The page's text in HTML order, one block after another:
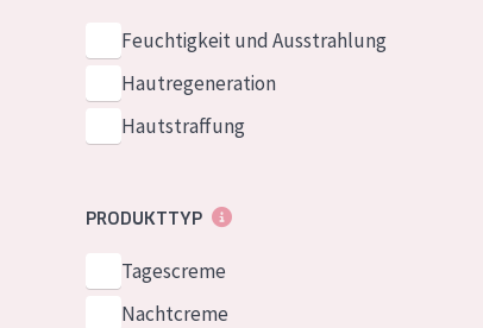
Feuchtigkeit und Ausstrahlung
Hautregeneration
Hautstraffung
PRODUKTTYP
Tagescreme
Nachtcreme